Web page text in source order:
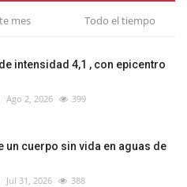
mes Todo el tiempo
intensidad 4,1 , con epicentro
Ago 2, 2026 399
un cuerpo sin vida en aguas de
Jul 31, 2026 388